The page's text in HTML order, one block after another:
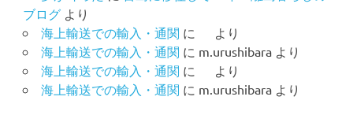
ブログより
海上輸送での輸入・通関 に
より
海上輸送での輸入・通関 に m.urushibaraより
海上輸送での輸入・通関 に
より
海上輸送での輸入・通関 に m.urushibaraより